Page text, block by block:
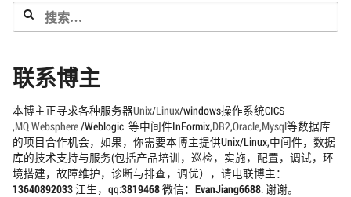
搜
索：
联系博主
本博主正寻求各种服务器Unix/Linux/windows操作系统CICS
,MQWebsphere/Weblogic 等中间件InFormix,DB2,Oracle,Mysql等数据库
的项目合作机会，如果，你需要本博主提供Unix/Linux,中间件，数据
库的技术支持与服务(包括产品培训，巡检，实施，配置，调试，环
境搭建，故障维护，诊断与排查，调优），请电联博主：
13640892033江生，qq:3819468微信： EvanJiang6688. 谢谢。